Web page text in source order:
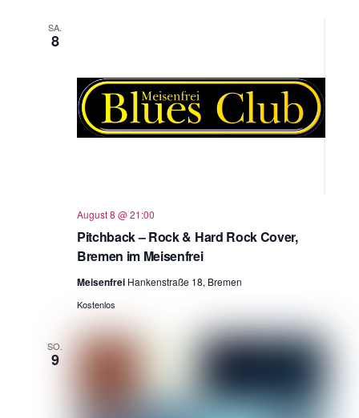
SA.
8
Pitchback – Rock & Hard Rock Cover,
Bremen im Meisenfrei
August 8 @ 21:00
Meisenfrei Hankenstraße 18, Bremen
Kostenlos
SO.
9